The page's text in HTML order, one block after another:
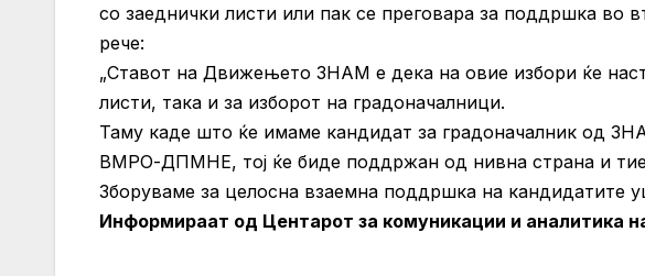
со заеднички листи или пак се преговара за поддршка
рече:
„Ставот на Движењето ЗНАМ е дека на овие избори ќе
листи, така и за изборот на градоначалници.
Таму каде што ќе имаме кандидат за градоначалник од
ВМРО-ДПМНЕ, тој ќе биде поддржан од нивна страна и
Зборуваме за целосна взаемна поддршка на кандидатите
Информираат од Центарот за комуникации и аналитика